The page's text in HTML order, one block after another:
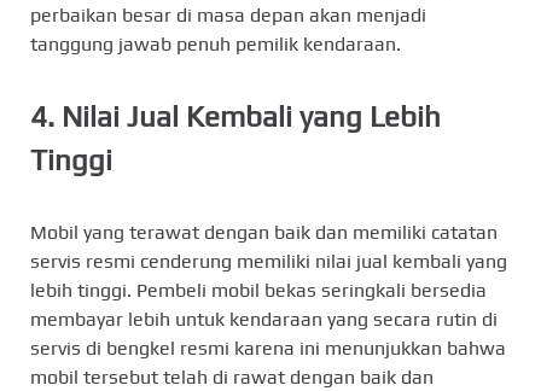
perbaikan besar di masa depan akan menjadi
tanggung jawab penuh pemilik kendaraan.
4. Nilai Jual Kembali yang Lebih
Tinggi
Mobil yang terawat dengan baik dan memiliki catatan
servis resmi cenderung memiliki nilai jual kembali yang
lebih tinggi. Pembeli mobil bekas seringkali bersedia
membayar lebih untuk kendaraan yang secara rutin di
servis di bengkel resmi karena ini menunjukkan bahwa
mobil tersebut telah di rawat dengan baik dan